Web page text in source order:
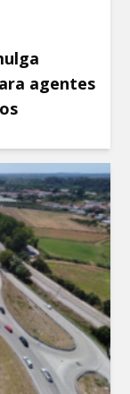
agentes